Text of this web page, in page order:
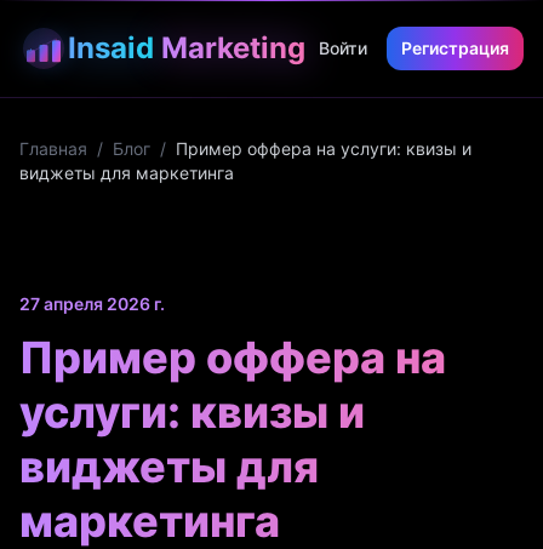
Insaid Marketing Войти Регистрация
Главная / Блог / Пример оффера на услуги: квизы и
виджеты для маркетинга
27 апреля 2026 г.
Пример оффера на
услуги: квизы и
виджеты для
маркетинга